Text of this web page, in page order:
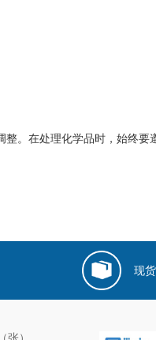
。在处理化学品时，始终要
现